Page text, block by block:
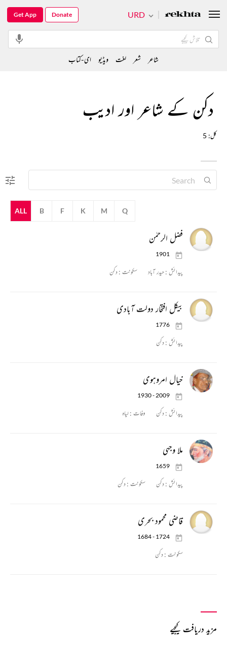
دکن کے شاعر اور ادیب
کل: 5
ALL B F K M Q
فضل الرحمٰن
1901
پیدائش :حیدر آباد سکونت :دکن
بیکل افتخار دولت آبادی
1776
پیدائش :دکن
خیال امروہوی
1930 - 2009
پیدائش :دکن وفات : لیاہ
ملا وجہی
1659
پیدائش :دکن سکونت :دکن
قاضی محمود بحری
1684 - 1724
سکونت :دکن
مزید دریافت کیجیے
URD
Get App Donate
شاعر شعر لغت ویڈیو ای-کتاب